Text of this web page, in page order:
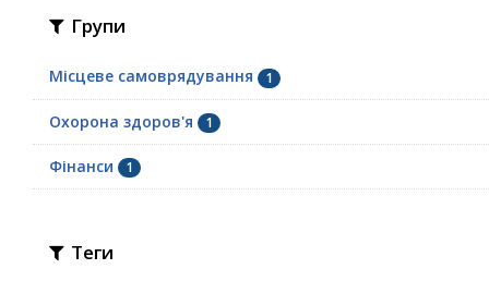
Групи
Місцеве самоврядування 1
Охорона здоров'я 1
Фінанси 1
Теги